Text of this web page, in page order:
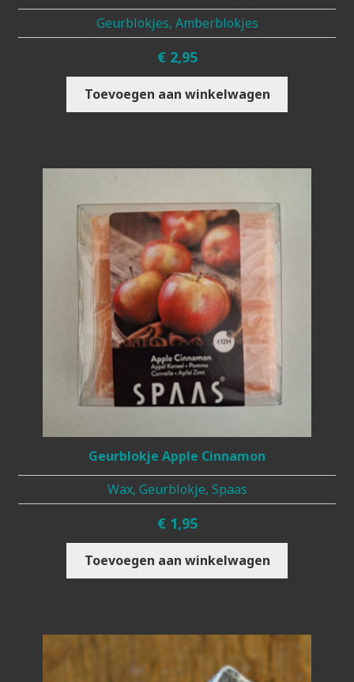
Geurblokjes, Amberblokjes
€ 2,95
Toevoegen aan winkelwagen
Geurblokje Apple Cinnamon
Wax, Geurblokje, Spaas
€ 1,95
Toevoegen aan winkelwagen